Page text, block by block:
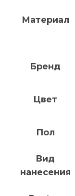
Материал
Бренд
Цвет
Пол
Вид
нанесения